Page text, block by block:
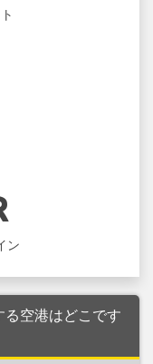
ン
空港はどこです